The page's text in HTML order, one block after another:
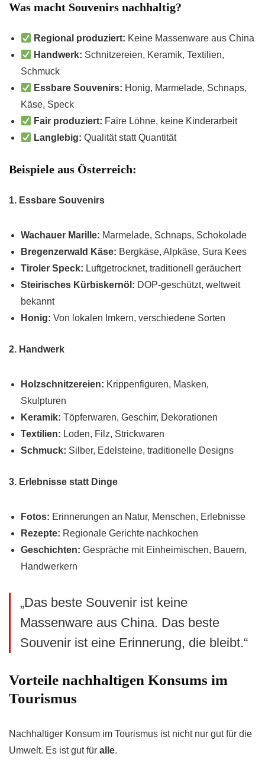
Was macht Souvenirs nachhaltig?
Regional produziert: Keine Massenware aus China
Handwerk: Schnitzereien, Keramik, Textilien,
Schmuck
Essbare Souvenirs: Honig, Marmelade, Schnaps,
Käse, Speck
Fair produziert: Faire Löhne, keine Kinderarbeit
Langlebig: Qualität statt Quantität
Beispiele aus Österreich:
1. Essbare Souvenirs
Wachauer Marille: Marmelade, Schnaps, Schokolade
Bregenzerwald Käse: Bergkäse, Alpkäse, Sura Kees
Tiroler Speck: Luftgetrocknet, traditionell geräuchert
Steirisches Kürbiskernöl: DOP-geschützt, weltweit
bekannt
Honig: Von lokalen Imkern, verschiedene Sorten
2. Handwerk
Holzschnitzereien: Krippenfiguren, Masken,
Skulpturen
Keramik: Töpferwaren, Geschirr, Dekorationen
Textilien: Loden, Filz, Strickwaren
Schmuck: Silber, Edelsteine, traditionelle Designs
3. Erlebnisse statt Dinge
Fotos: Erinnerungen an Natur, Menschen, Erlebnisse
Rezepte: Regionale Gerichte nachkochen
Geschichten: Gespräche mit Einheimischen, Bauern,
Handwerkern
„Das beste Souvenir ist keine
Massenware aus China. Das beste
Souvenir ist eine Erinnerung, die bleibt.“
Vorteile nachhaltigen Konsums im
Tourismus
Nachhaltiger Konsum im Tourismus ist nicht nur gut für die
Umwelt. Es ist gut für alle.